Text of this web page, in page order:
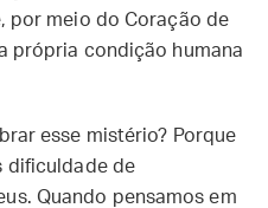
por meio do Coração de
própria condição humana
esse mistério? Porque
dificuldade de
Quando pensamos em